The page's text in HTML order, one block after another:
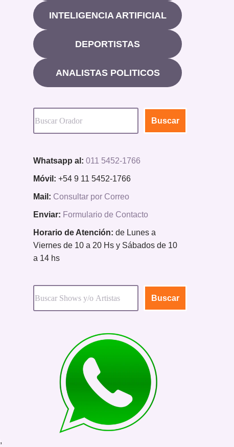
,
INTELIGENCIA ARTIFICIAL
DEPORTISTAS
ANALISTAS POLITICOS
Buscar
Whatsapp al: 011 5452-1766
Móvil: +54 9 11 5452-1766
Mail: Consultar por Correo
Enviar: Formulario de Contacto
Horario de Atención: de Lunes a
Viernes de 10 a 20 Hs y Sábados de 10
a 14 hs
Buscar